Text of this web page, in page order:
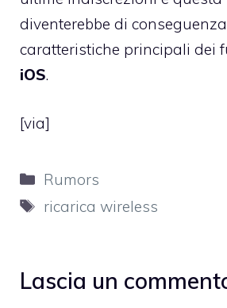
diventerebbe di
caratteristiche principali dei
iOS.
[via]
Categorie
Rumors
Tag
ricarica wireless
Lascia un